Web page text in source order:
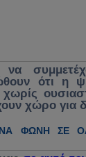
ότι η
χώρο για
ΦΩΝΉ ΣΕ